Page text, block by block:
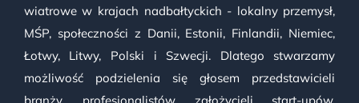
wiatrowe w krajach nadbałtyckich - lokalny przemysł,
MŚP, społeczności z Danii, Estonii, Finlandii, Niemiec,
Łotwy, Litwy, Polski i Szwecji. Dlatego stwarzamy
możliwość podzielenia się głosem przedstawicieli